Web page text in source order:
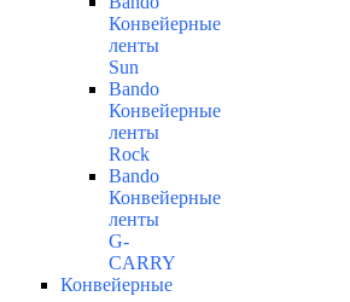
Конвейерные
ленты
Sun
Bando
Конвейерные
ленты
Rock
Bando
Конвейерные
ленты
G-
CARRY
Конвейерные